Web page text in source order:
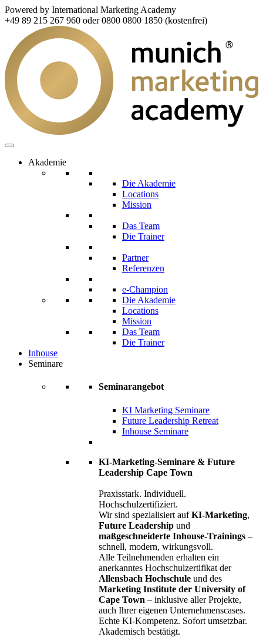
Powered by International Marketing Academy
+49 89 215 267 960 oder 0800 0800 1850 (kostenfrei)
Akademie
Die Akademie
Locations
Mission
Das Team
Die Trainer
Partner
Referenzen
e-Champion
Die Akademie
Locations
Mission
Das Team
Die Trainer
Inhouse
Seminare
Seminarangebot
KI Marketing Seminare
Future Leadership Retreat
Inhouse Seminare
KI-Marketing-Seminare & Future
Leadership Cape Town
Praxisstark. Individuell.
Hochschulzertifiziert.
Wir sind spezialisiert aufKI-Marketing,
Future Leadership und
maßgeschneiderte Inhouse-Trainings –
schnell, modern, wirkungsvoll.
Alle Teilnehmenden erhalten ein
anerkanntes Hochschulzertifikat der
Allensbach Hochschule und des
Marketing Institute der University of
Cape Town – inklusive aller Projekte,
auch Ihrer eigenen Unternehmenscases.
Echte KI-Kompetenz. Sofort umsetzbar.
Akademisch bestätigt.